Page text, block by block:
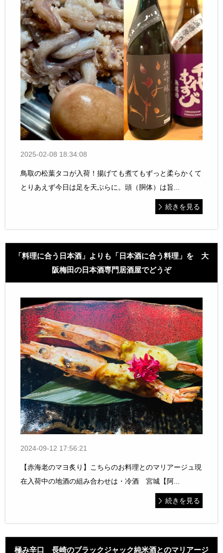
2025-02-08 18:34:08
鳥取の松葉タコが入荷！揚げても煮てもずっと柔らかくて
とりあえず今日は足を天ぷらに。頭（胴体）は旨...
続きを見る
「料理に合う日本酒」よりも「日本酒に合う料理」を 大
阪梅田の日本酒専門居酒屋でどうぞ
2024-09-12 17:56:21
【赤海老のマヨ炙り】こちらのお料理とのマリアージュ現
在入荷中の地酒の組み合わせは・冷酒 宮城【阿...
続きを見る
極み辛口 長崎のブラックジャック純米酒とのマリアージ